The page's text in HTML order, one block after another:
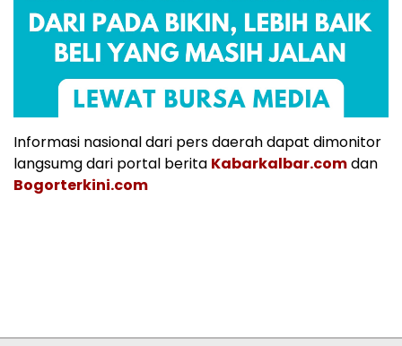
Informasi nasional dari pers daerah dapat dimonitor
langsumg dari portal berita Kabarkalbar.comdan
Bogorterkini.com